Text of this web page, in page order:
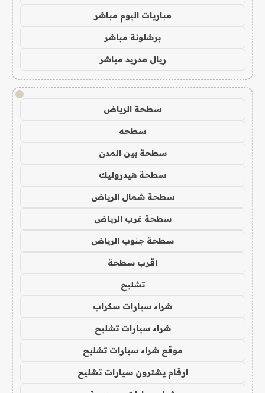
مباريات اليوم مباشر
برشلونة مباشر
ريال مدريد مباشر
!
سطحة الرياض
سطحه
سطحة بين المدن
سطحة هيدروليك
سطحة شمال الرياض
سطحة غرب الرياض
سطحة جنوب الرياض
اقرب سطحة
تشليح
شراء سيارات سكراب
شراء سيارات تشليح
موقع شراء سيارات تشليح
ارقام يشترون سيارات تشليح